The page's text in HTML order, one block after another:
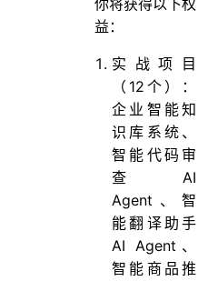
你将获得以下权
益：
实战项目
（12个）：
企业智能知
识库系统、
智能代码审
查AI
Agent、智
能翻译助手
AI Agent、
智能商品推